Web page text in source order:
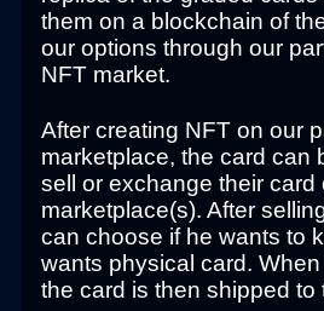
them on a blockchain of
our options through our
NFT market.
After creating NFT on our
marketplace, the card can
sell or exchange their card
marketplace(s). After
can choose if he wants to
wants physical card.
the card is then shipped to